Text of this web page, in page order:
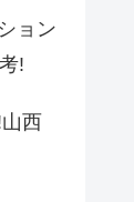
ョン
!
西